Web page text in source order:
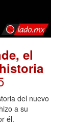
el
del nuevo
a su
él.